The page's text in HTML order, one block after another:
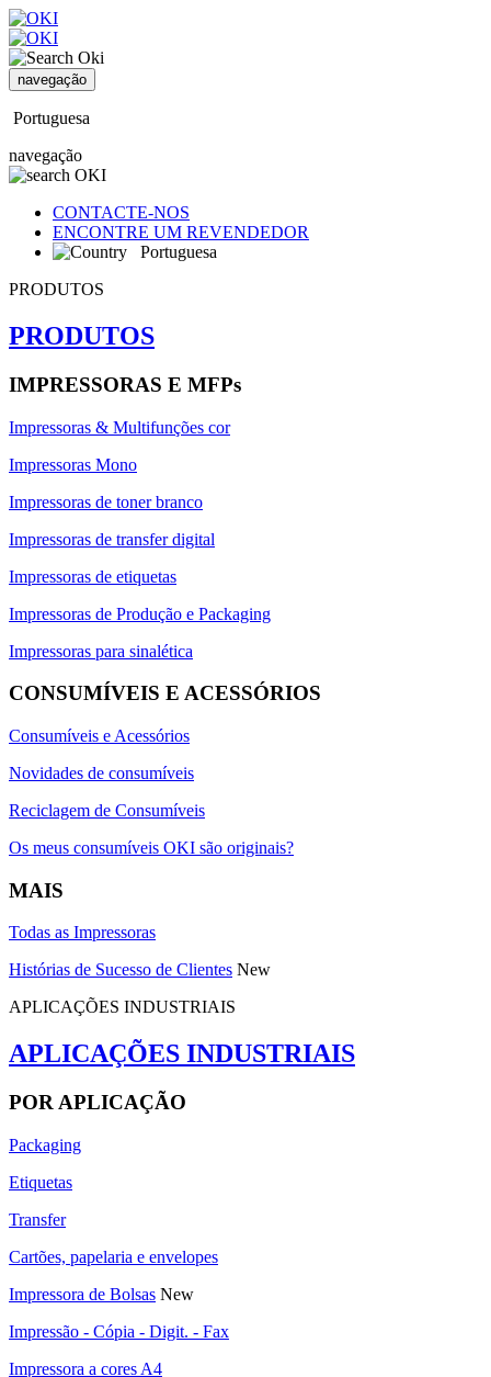
navegação
Portuguesa
navegação
CONTACTE-NOS
ENCONTRE UM REVENDEDOR
Portuguesa
PRODUTOS
PRODUTOS
IMPRESSORAS E MFPs
Impressoras & Multifunções cor
Impressoras Mono
Impressoras de toner branco
Impressoras de transfer digital
Impressoras de etiquetas
Impressoras de Produção e Packaging
Impressoras para sinalética
CONSUMÍVEIS E ACESSÓRIOS
Consumíveis e Acessórios
Novidades de consumíveis
Reciclagem de Consumíveis
Os meus consumíveis OKI são originais?
MAIS
Todas as Impressoras
Histórias de Sucesso de Clientes New
APLICAÇÕES INDUSTRIAIS
APLICAÇÕES INDUSTRIAIS
POR APLICAÇÃO
Packaging
Etiquetas
Transfer
Cartões, papelaria e envelopes
Impressora de Bolsas New
Impressão - Cópia - Digit. - Fax
Impressora a cores A4